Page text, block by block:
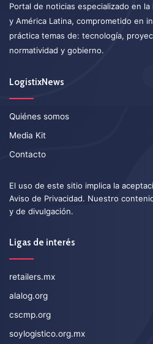
Portal de noticias especializado en
y América Latina, comprometido en
práctica temas de: tecnología,
normatividad y gobierno.
LogistixNews
Quiénes somos
Media Kit
Contacto
El uso de este sitio implica la
Aviso de Privacidad. Nuestro
y de divulgación.
Ligas de interés
retailers.mx
alalog.org
cscmp.org
soylogistico.org.mx